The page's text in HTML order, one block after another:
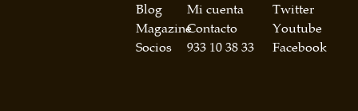
Blog
Magazine
Socios
Mi cuenta
Contacto
933 10 38 33
Twitter
Youtube
Facebook